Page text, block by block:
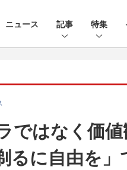
ニュース 記事 特集
ではなく価
るに自由を